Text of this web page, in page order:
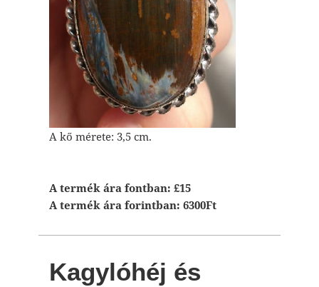
A kő mérete: 3,5 cm.
A termék ára fontban: £15
A termék ára forintban: 6300Ft
Kagylóhéj és